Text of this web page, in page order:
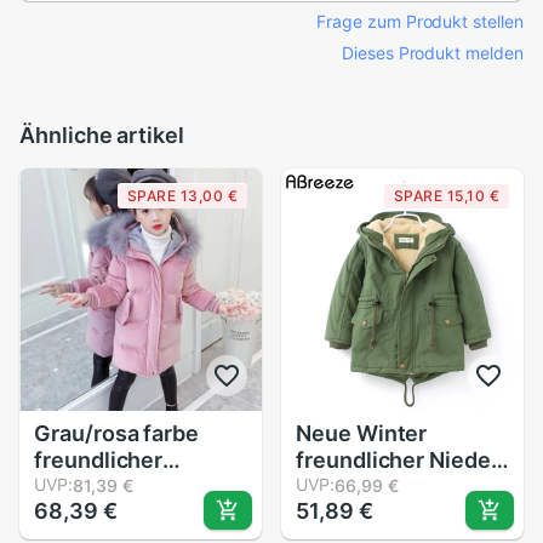
Frage zum Produkt stellen
Dieses Produkt melden
Ähnliche artikel
SPARE 13,00 €
Grau/rosa farbe
freundlicher
mädchen
daunenmantel mit
UVP:81,39 €
68,39 €
SPARE 15,10 €
Neue Winter
freundlicher Nieder
& Parkas 2-9Y
Europäischen stil
UVP:66,99 €
51,89 €